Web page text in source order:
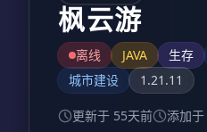
枫云游
离线 JAVA 生存
城市建设
1.21.11
更新于 55天前 添加